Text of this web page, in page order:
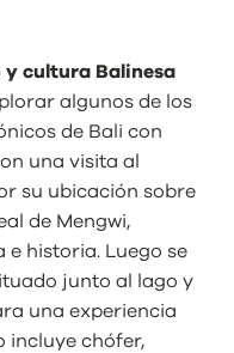
y cultura Balinesa
algunos de los
de Bali con
una visita al
su ubicación sobre
de Mengwi,
historia. Luego se
junto al lago y
una experiencia
incluye chófer,